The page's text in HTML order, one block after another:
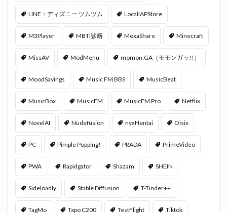
LINE：ディズニー ツムツム LocalIAPStore
M3Player MBTI診断 MexaShare Minecraft
MissAV ModMenu momon:GA（モモンガッ!!）
MoodSayings Music FM BBS MusicBeat
MusicBox MusicFM MusicFM Pro Netflix
NovelAI Nudefusion nyaHentai Oisix
PC Pimple Popping! PRADA PrimeVideo
PWA Rapidgator Shazam SHEIN
Sideloadly Stable Diffusion T-Tinder++
TagMo Tapo C200 TestFlight Tiktok